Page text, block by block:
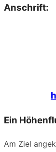
Anschrift:
Ein
Am Ziel